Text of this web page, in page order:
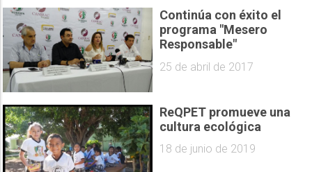
Continúa con éxito el
programa "Mesero
Responsable"
25 de abril de 2017
ReQPET promueve una
cultura ecológica
18 de junio de 2019